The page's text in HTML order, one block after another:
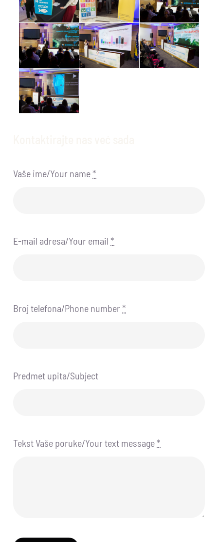
Vaše ime/Your name *
E-mail adresa/Your email *
Broj telefona/Phone number *
Predmet upita/Subject
Tekst Vaše poruke/Your text message *